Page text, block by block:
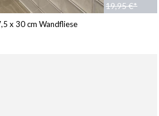
19,95 €*
x 30 cm Wandfliese